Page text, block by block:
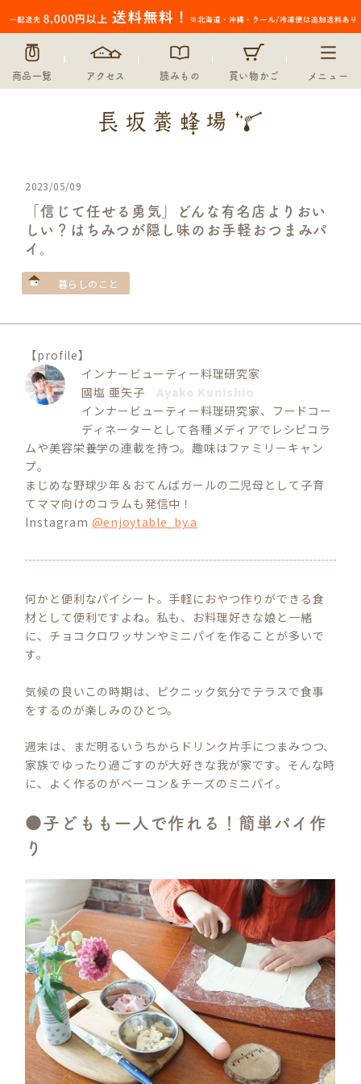
商品一覧 アクセス 読みもの 買い物かご メニュー
2023/05/09
「信じて任せる勇気」どんな有名店よりおい
しい？はちみつが隠し味のお手軽おつまみパ
イ。
暮らしのこと
【profile】
インナービューティー料理研究家
國塩 亜矢子
インナービューティー料理研究家、フードコー
ディネーターとして各種メディアでレシピコラ
ムや美容栄養学の連載を持つ。趣味はファミリーキャン
プ。
まじめな野球少年＆おてんばガールの二児母として子育
てママ向けのコラムも発信中！
Instagram @enjoytable_by.a
何かと便利なパイシート。手軽におやつ作りができる食
材として便利ですよね。私も、お料理好きな娘と一緒
に、チョコクロワッサンやミニパイを作ることが多いで
す。
気候の良いこの時期は、ピクニック気分でテラスで食事
をするのが楽しみのひとつ。
週末は、まだ明るいうちからドリンク片手につまみつつ、
家族でゆったり過ごすのが大好きな我が家です。そんな時
に、よく作るのがベーコン＆チーズのミニパイ。
●子どもも一人で作れる！簡単パイ作
り